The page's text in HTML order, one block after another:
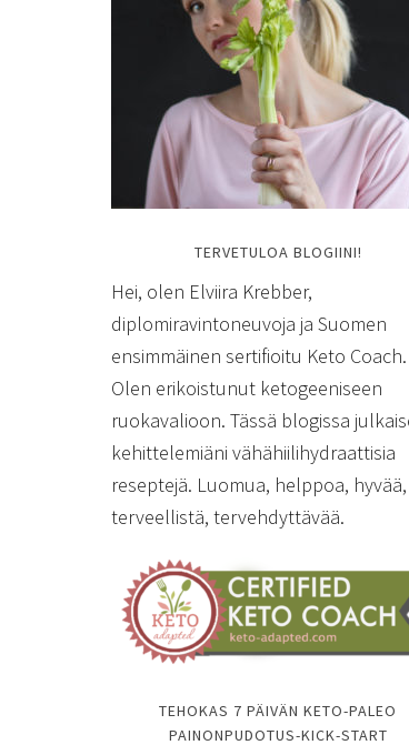
TERVETULOA BLOGIINI!
Hei, olen Elviira Krebber,
diplomiravintoneuvoja ja Suomen
ensimmäinen sertifioitu Keto Coach.
Olen erikoistunut ketogeeniseen
ruokavalioon. Tässä blogissa
kehittelemiäni vähähiilihydraattisia
reseptejä. Luomua, helppoa, hyvää,
terveellistä, tervehdyttävää.
TEHOKAS 7 PÄIVÄN KETO-PALEO
PAINONPUDOTUS-KICK-START